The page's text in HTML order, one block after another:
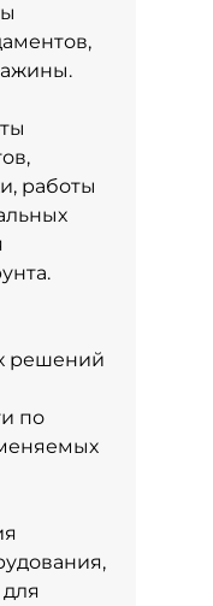
работы
решений
по